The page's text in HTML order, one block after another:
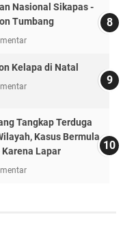
Nasional Sikapas -
Tumbang
Kelapa di Natal
Tangkap Terduga
Kasus Bermula
Lapar